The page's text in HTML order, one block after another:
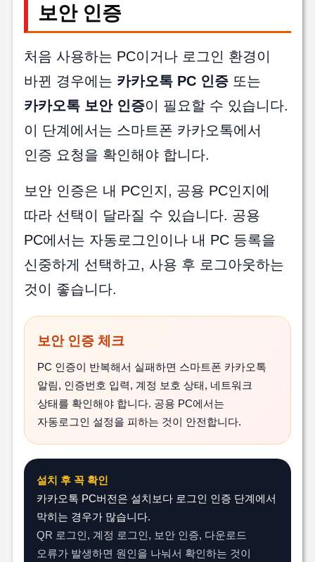
보안 인증
처음 사용하는 PC이거나 로그인 환경이
바뀐 경우에는 카카오톡 PC 인증또는
카카오톡 보안 인증이 필요할 수 있습니다.
이 단계에서는 스마트폰 카카오톡에서
인증 요청을 확인해야 합니다.
보안 인증은 내 PC인지, 공용 PC인지에
따라 선택이 달라질 수 있습니다. 공용
PC에서는 자동로그인이나 내 PC 등록을
신중하게 선택하고, 사용 후 로그아웃하는
것이 좋습니다.
보안 인증 체크
PC 인증이 반복해서 실패하면 스마트폰 카카오톡
알림, 인증번호 입력, 계정 보호 상태, 네트워크
상태를 확인해야 합니다. 공용 PC에서는
자동로그인 설정을 피하는 것이 안전합니다.
설치 후 꼭 확인
카카오톡 PC버전은 설치보다 로그인 인증 단계에서
막히는 경우가 많습니다.
QR 로그인, 계정 로그인, 보안 인증, 다운로드
오류가 발생하면 원인을 나눠서 확인하는 것이